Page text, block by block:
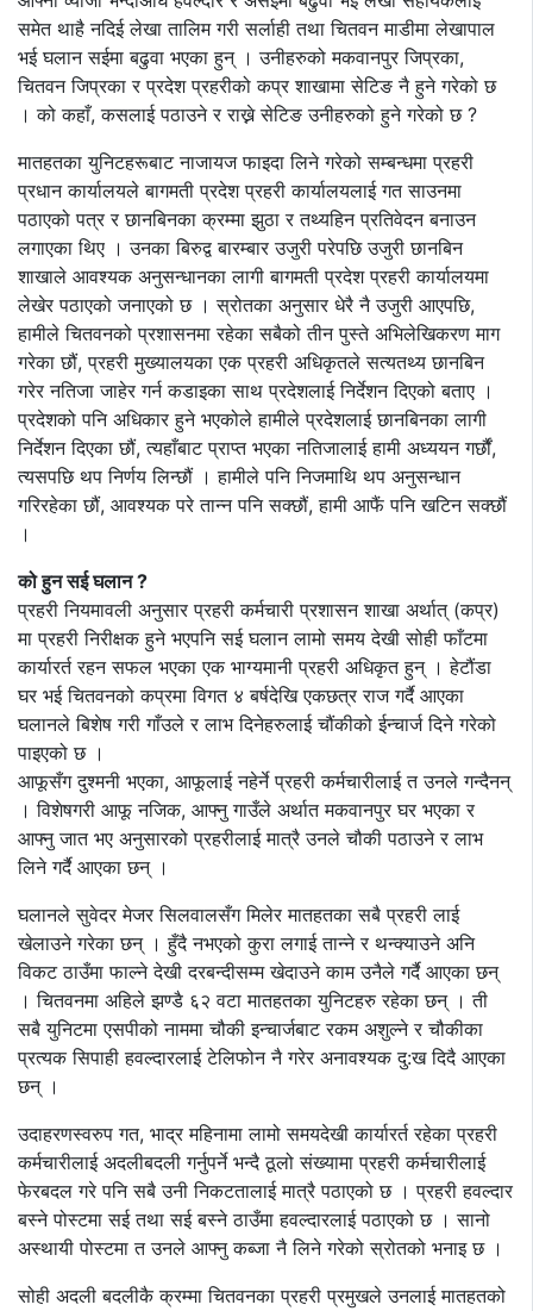
समेत थाहै नदिई लेखा तालिम गरी सर्लाही तथा चितवन माडीमा लेखापाल
भई घलान सईमा बढुवा भएका हुन् । उनीहरुको मकवानपुर जिप्रका,
चितवन जिप्रका र प्रदेश प्रहरीको कप्र शाखामा सेटिङ नै हुने गरेको छ
। को कहाँ, कसलाई पठाउने र राख्ने सेटिङ उनीहरुको हुने गरेको छ ?
मातहतका युनिटहरूबाट नाजायज फाइदा लिने गरेको सम्बन्धमा प्रहरी
प्रधान कार्यालयले बागमती प्रदेश प्रहरी कार्यालयलाई गत साउनमा
पठाएको पत्र र छानबिनका क्रम्मा झुठा र तथ्यहिन प्रतिवेदन बनाउन
लगाएका थिए । उनका बिरुद्व बारम्बार उजुरी परेपछि उजुरी छानबिन
शाखाले आवश्यक अनुसन्धानका लागी बागमती प्रदेश प्रहरी कार्यालयमा
लेखेर पठाएको जनाएको छ । स्रोतका अनुसार धेरै नै उजुरी आएपछि,
हामीले चितवनको प्रशासनमा रहेका सबैको तीन पुस्ते अभिलेखिकरण माग
गरेका छौं, प्रहरी मुख्यालयका एक प्रहरी अधिकृतले सत्यतथ्य छानबिन
गरेर नतिजा जाहेर गर्न कडाइका साथ प्रदेशलाई निर्देशन दिएको बताए ।
प्रदेशको पनि अधिकार हुने भएकोले हामीले प्रदेशलाई छानबिनका लागी
निर्देशन दिएका छौं, त्यहाँबाट प्राप्त भएका नतिजालाई हामी अध्ययन गर्छौं,
त्यसपछि थप निर्णय लिन्छौं । हामीले पनि निजमाथि थप अनुसन्धान
गरिरहेका छौं, आवश्यक परे तान्न पनि सक्छौं, हामी आफैं पनि खटिन सक्छौं
।
को हुन सई घलान ?
प्रहरी नियमावली अनुसार प्रहरी कर्मचारी प्रशासन शाखा अर्थात् (कप्र)
मा प्रहरी निरीक्षक हुने भएपनि सई घलान लामो समय देखी सोही फाँटमा
कार्यारर्त रहन सफल भएका एक भाग्यमानी प्रहरी अधिकृत हुन् । हेटौंडा
घर भई चितवनको कप्रमा विगत ४ बर्षदेखि एकछत्र राज गर्दै आएका
घलानले बिशेष गरी गाँउले र लाभ दिनेहरुलाई चौंकीको ईन्चार्ज दिने गरेको
पाइएको छ ।
आफूसँग दुश्मनी भएका, आफूलाई नहेर्ने प्रहरी कर्मचारीलाई त उनले गन्दैनन्
। विशेषगरी आफू नजिक, आफ्नु गाउँले अर्थात मकवानपुर घर भएका र
आफ्नु जात भए अनुसारको प्रहरीलाई मात्रै उनले चौकी पठाउने र लाभ
लिने गर्दै आएका छन् ।
घलानले सुवेदर मेजर सिलवालसँग मिलेर मातहतका सबै प्रहरी लाई
खेलाउने गरेका छन् । हुँदै नभएको कुरा लगाई तान्ने र थन्क्याउने अनि
विकट ठाउँमा फाल्ने देखी दरबन्दीसम्म खेदाउने काम उनैले गर्दै आएका छन्
। चितवनमा अहिले झण्डै ६२ वटा मातहतका युनिटहरु रहेका छन् । ती
सबै युनिटमा एसपीको नाममा चौकी इन्चार्जबाट रकम अशुल्ने र चौकीका
प्रत्यक सिपाही हवल्दारलाई टेलिफोन नै गरेर अनावश्यक दु:ख दिदै आएका
छन् ।
उदाहरणस्वरुप गत, भाद्र महिनामा लामो समयदेखी कार्यारर्त रहेका प्रहरी
कर्मचारीलाई अदलीबदली गर्नुपर्ने भन्दै ठूलो संख्यामा प्रहरी कर्मचारीलाई
फेरबदल गरे पनि सबै उनी निकटतालाई मात्रै पठाएको छ । प्रहरी हवल्दार
बस्ने पोस्टमा सई तथा सई बस्ने ठाउँमा हवल्दारलाई पठाएको छ । सानो
अस्थायी पोस्टमा त उनले आफ्नु कब्जा नै लिने गरेको स्रोतको भनाइ छ ।
सोही अदली बदलीकै क्रम्मा चितवनका प्रहरी प्रमुखले उनलाई मातहतको